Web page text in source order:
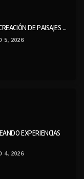
DE PAISAJES ...
5, 2026
EXPERIENCIAS
4, 2026